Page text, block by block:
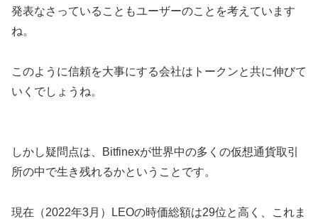
発表なさっていることもユーザーのことを考えています
ね。
このように信頼を大事にする会社はトークンと共に伸びて
いくでしょうね。
しかし疑問点は、Bitfinexが世界中の多くの仮想通貨取引
所の中で生き残れるかということです。
現在（2022年3月）LEOの時価総額は29位と高く、これま